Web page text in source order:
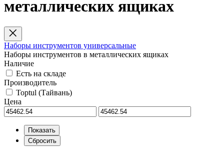
металлических ящиках
Наборы инструментов универсальные
Наборы инструментов в металлических ящиках
Наличие
Есть на складе
Производитель
Toptul (Тайвань)
Цена